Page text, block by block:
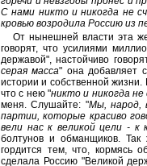
С нами никто и никогда не
кровью возродила Россию из
От нынешней власти эта
говорят, что усилиями
державой", настойчиво
серая масса" она добавляет
истории и собственной
что с нею "никто и никогда не
меня. Слушайте: "Мы, народ,
партии, которые красиво
вели нас к великой цели - к
болтунов и обманщиков.
гордится тем, что, кормясь
сделала Россию "Великой